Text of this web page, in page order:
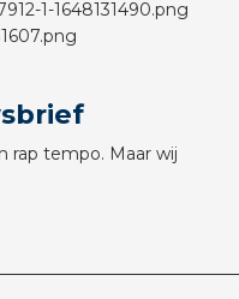
rap tempo. Maar wij